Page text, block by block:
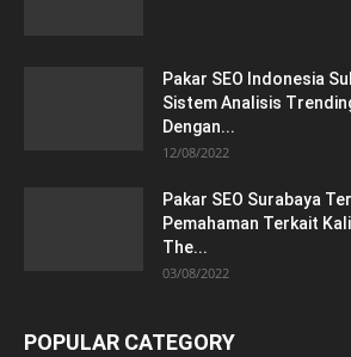
Pakar SEO Indonesia
Sistem Analisis
Dengan...
12/08/2022
Pakar SEO Surabaya
Pemahaman Terkait
The...
03/08/2022
POPULAR CATEGORY